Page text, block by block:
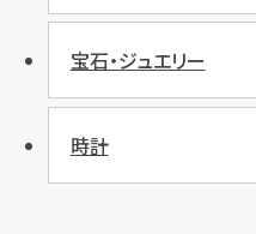
宝石・ジュエリー
時計